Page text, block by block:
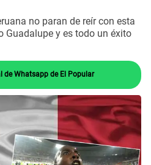
no paran de reír con esta
Guadalupe y es todo un éxito
de Whatsapp de El Popular